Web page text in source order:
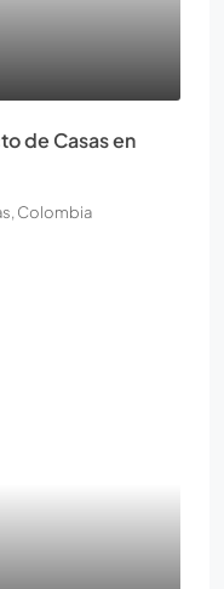
de Casas en
Colombia